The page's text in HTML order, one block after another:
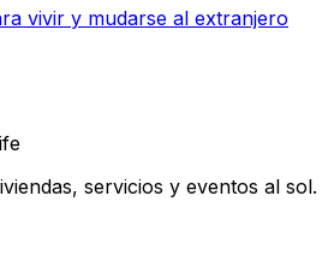
vivir y mudarse al extranjero
servicios y eventos al sol.